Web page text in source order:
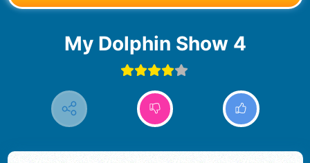
My Dolphin Show 4